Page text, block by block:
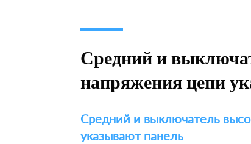
Средний и
напряжения цепи
Средний и выключатель
указывают панель